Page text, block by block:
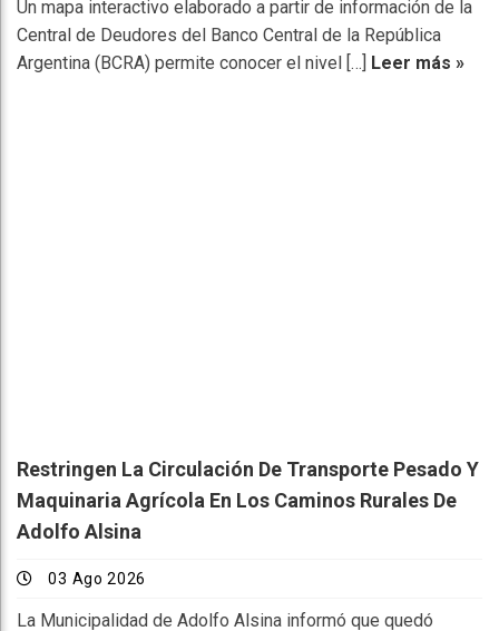
Un mapa interactivo elaborado a partir de información de la
Central de Deudores del Banco Central de la República
Argentina (BCRA) permite conocer el nivel […] Leer más »
Restringen La Circulación De Transporte Pesado Y
Maquinaria Agrícola En Los Caminos Rurales De
Adolfo Alsina
03 Ago 2026
La Municipalidad de Adolfo Alsina informó que quedó